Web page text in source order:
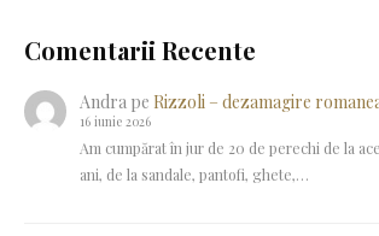
Comentarii Recente
Andra pe Rizzoli – dezamagire
16 iunie 2026
Am cumpărat în jur de 20 de perechi de la
ani, de la sandale, pantofi, ghete,…